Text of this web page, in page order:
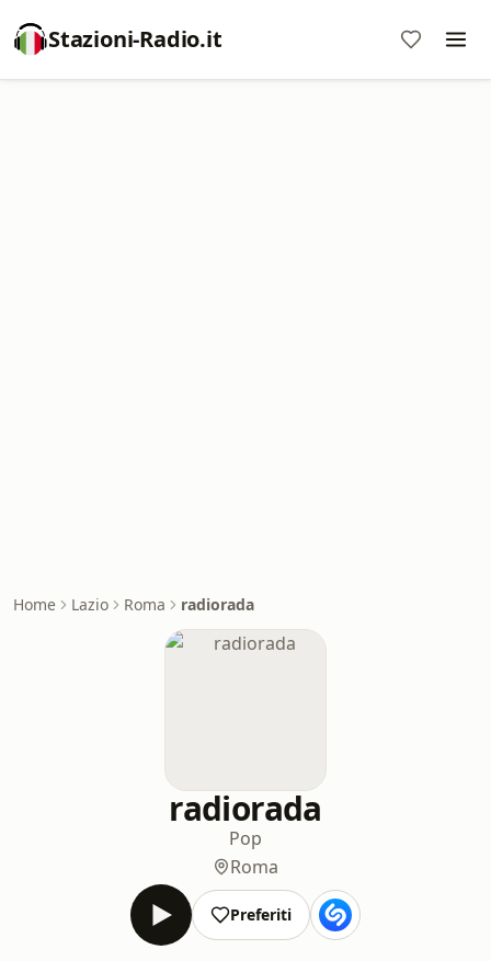
Stazioni-Radio.it
Home Lazio Roma radiorada
radiorada
Pop
Roma
Preferiti